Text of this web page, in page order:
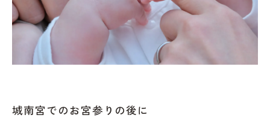
城南宮でのお宮参りの後に